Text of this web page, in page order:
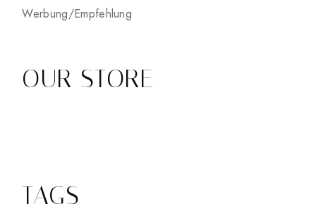
Werbung/Empfehlung
OUR STORE
TAGS